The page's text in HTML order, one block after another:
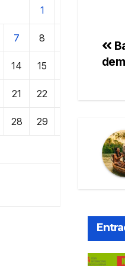
1
7 8
14 15
21 22
28 29